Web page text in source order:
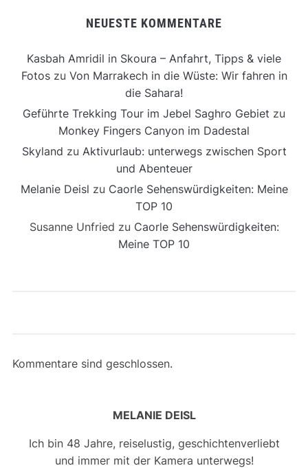
NEUESTE KOMMENTARE
Kasbah Amridil in Skoura – Anfahrt, Tipps & viele
Fotoszu Von Marrakech in die Wüste: Wir fahren in
die Sahara!
Geführte Trekking Tour im Jebel Saghro Gebiet zu
Monkey Fingers Canyon im Dadestal
Skyland zu Aktivurlaub: unterwegs zwischen Sport
und Abenteuer
Melanie Deisl zu Caorle Sehenswürdigkeiten: Meine
TOP 10
Susanne Unfried zu Caorle Sehenswürdigkeiten:
Meine TOP 10
Kommentare sind geschlossen.
MELANIE DEISL
Ich bin 48 Jahre, reiselustig, geschichtenverliebt
und immer mit der Kamera unterwegs!